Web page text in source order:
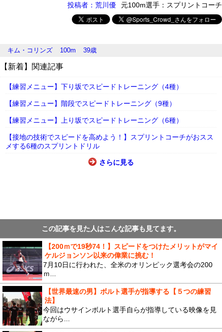
投稿者：荒川優
元100m選手：スプリントコーチ
キム・コリンズ 100m 39歳
【新着】関連記事
【練習メニュー】下り坂でスピードトレーニング（4種）
【練習メニュー】階段でスピードトレーニング（9種）
【練習メニュー】上り坂でスピードトレーニング（6種）
【接地の技術でスピードを高めよう！】スプリントコーチがおスス
メする6種のスプリントドリル
さらに見る
この記事を見た人はこんな記事も見てます。
【200ｍで19秒74！】スピードをつけたメリットがマイ
ケルジョンソン以来の偉業に挑む！
7月10日に行われた、全米のオリンピック選考会の200
ｍ...
【世界最速の男】ボルト選手が指導する【５つの練習
法】
今回はウサインボルト選手自らが指導している映像を見
ながら...